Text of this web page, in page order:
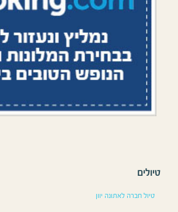
טיולים
טיול חברה לאתונה יוון